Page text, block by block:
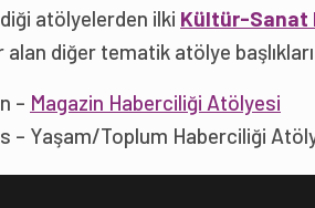
atölyelerden ilki Kültür-Sanat
alan diğer tematik atölye
– Magazin Haberciliği Atölyesi
– Yaşam/Toplum Haberciliği